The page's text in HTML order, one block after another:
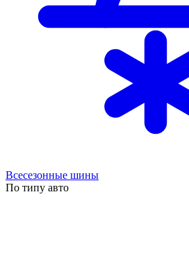
Всесезонные шины
По типу авто